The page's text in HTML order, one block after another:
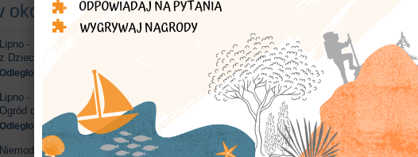
okolicy
Lipno - Kapliczka z figurą Madonny
z Dzieciątk...
Odległość: 2,1km
Lipno - Kuszący zapach ambry -
Ogród dendrolog...
Odległość: 2,44km
Niemodlin - Pomnik sierż. Ludwika